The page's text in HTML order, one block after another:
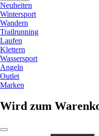
Neuheiten
Wintersport
Wandern
Trailrunning
Laufen
Klettern
Wassersport
Angeln
Outlet
Marken
Wird zum